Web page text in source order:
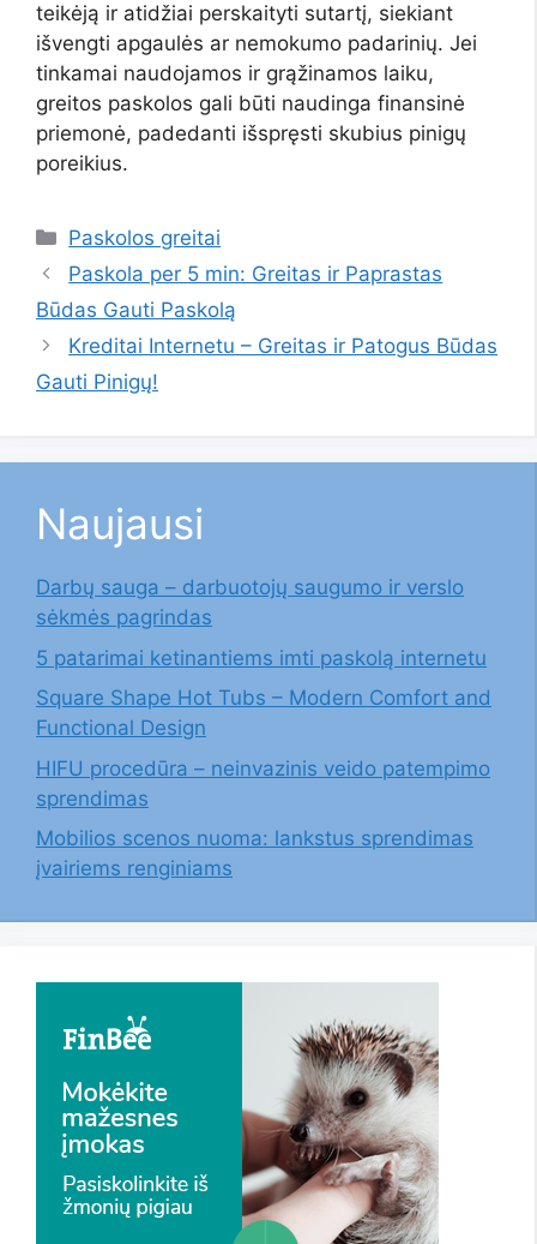
teikėją ir atidžiai perskaityti sutartį, siekiant
išvengti apgaulės ar nemokumo padarinių. Jei
tinkamai naudojamos ir grąžinamos laiku,
greitos paskolos gali būti naudinga finansinė
priemonė, padedanti išspręsti skubius pinigų
poreikius.
Kategorijos
Paskolos greitai
Paskola per 5 min: Greitas ir Paprastas
Būdas Gauti Paskolą
Kreditai Internetu – Greitas ir Patogus Būdas
Gauti Pinigų!
Naujausi
Darbų sauga – darbuotojų saugumo ir verslo
sėkmės pagrindas
5 patarimai ketinantiems imti paskolą internetu
Square Shape Hot Tubs – Modern Comfort and
Functional Design
HIFU procedūra – neinvazinis veido patempimo
sprendimas
Mobilios scenos nuoma: lankstus sprendimas
įvairiems renginiams